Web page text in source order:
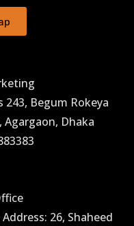
243, Begum Rokeya
Agargaon, Dhaka
26, Shaheed